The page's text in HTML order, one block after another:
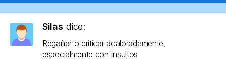
Silas dice:
Regañar o criticar acaloradamente,
especialmente con insultos